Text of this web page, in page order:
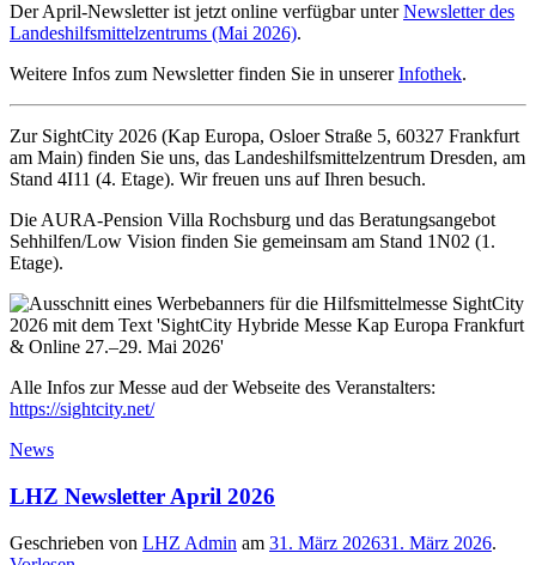
Der April-Newsletter ist jetzt online verfügbar unterNewsletter des
Landeshilfsmittelzentrums (Mai 2026).
Weitere Infos zum Newsletter finden Sie in unsererInfothek.
Zur SightCity 2026 (Kap Europa, Osloer Straße 5, 60327 Frankfurt
am Main) finden Sie uns, das Landeshilfsmittelzentrum Dresden, am
Stand 4I11 (4. Etage). Wir freuen uns auf Ihren besuch.
Die AURA-Pension Villa Rochsburg und das Beratungsangebot
Sehhilfen/Low Vision finden Sie gemeinsam am Stand 1N02 (1.
Etage).
Alle Infos zur Messe aud der Webseite des Veranstalters:
https://sightcity.net/
News
LHZ Newsletter April 2026
Geschrieben von LHZ Admin am 31. März 202631. März 2026.